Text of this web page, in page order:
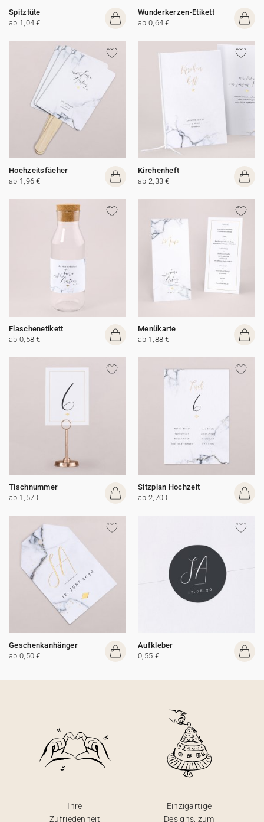
Spitztüte
ab 1,04 €
Wunderkerzen-Etikett
ab 0,64 €
Hochzeitsfächer
ab 1,96 €
Kirchenheft
ab 2,33 €
Flaschenetikett
ab 0,58 €
Menükarte
ab 1,88 €
Tischnummer
ab 1,57 €
Sitzplan Hochzeit
ab 2,70 €
Geschenkanhänger
ab 0,50 €
Aufkleber
0,55 €
Ihre
Zufriedenheit
Einzigartige
Designs, zum